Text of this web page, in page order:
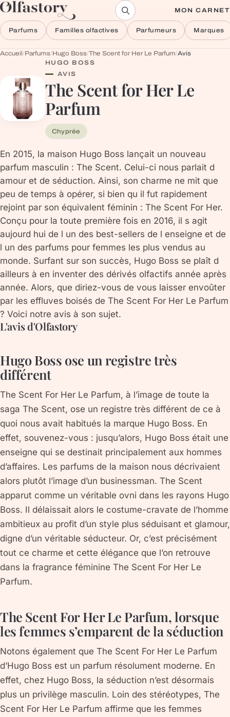
Aller au contenu MON CARNET
Parfums Familles olfactives Parfumeurs Marques
Accueil/Parfums/Hugo Boss/The Scent for Her Le Parfum/Avis
HUGO BOSS
AVIS
The Scent for Her Le
Parfum
Chyprée
En 2015, la maison Hugo Boss lançait un nouveau
parfum masculin : The Scent. Celui-ci nous parlait d
amour et de séduction. Ainsi, son charme ne mit que
peu de temps à opérer, si bien qu il fut rapidement
rejoint par son équivalent féminin : The Scent For Her.
Conçu pour la toute première fois en 2016, il s agit
aujourd hui de l un des best-sellers de l enseigne et de
l un des parfums pour femmes les plus vendus au
monde. Surfant sur son succès, Hugo Boss se plaît d
ailleurs à en inventer des dérivés olfactifs année après
année. Alors, que diriez-vous de vous laisser envoûter
par les effluves boisés de The Scent For Her Le Parfum
? Voici notre avis à son sujet.
L'avis d'Olfastory
Hugo Boss ose un registre très
différent
The Scent For Her Le Parfum, à l’image de toute la
saga The Scent, ose un registre très différent de ce à
quoi nous avait habitués la marque Hugo Boss. En
effet, souvenez-vous : jusqu’alors, Hugo Boss était une
enseigne qui se destinait principalement aux hommes
d’affaires. Les parfums de la maison nous décrivaient
alors plutôt l’image d’un businessman. The Scent
apparut comme un véritable ovni dans les rayons Hugo
Boss. Il délaissait alors le costume-cravate de l’homme
ambitieux au profit d’un style plus séduisant et glamour,
digne d’un véritable séducteur. Or, c’est précisément
tout ce charme et cette élégance que l’on retrouve
dans la fragrance féminine The Scent For Her Le
Parfum.
The Scent For Her Le Parfum, lorsque
les femmes s’emparent de la séduction
Notons également que The Scent For Her Le Parfum
d’Hugo Boss est un parfum résolument moderne. En
effet, chez Hugo Boss, la séduction n’est désormais
plus un privilège masculin. Loin des stéréotypes, The
Scent For Her Le Parfum affirme que les femmes